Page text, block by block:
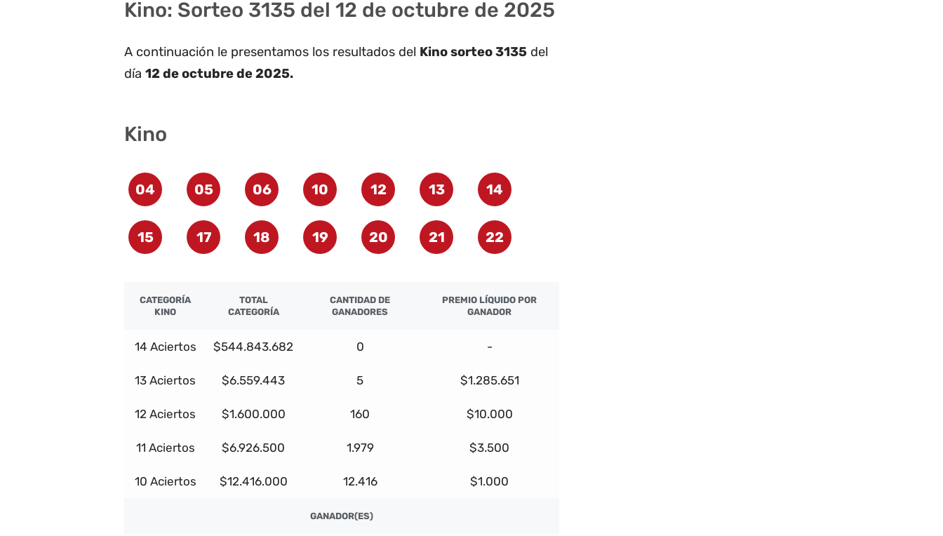
Kino: Sorteo 3135 del 12 de octubre de 2025
A continuación le presentamos los resultados del Kino sorteo 3135 del
día 12 de octubre de 2025.
Kino
04 05 06 10 12 13 14
15 17 18 19 20 21 22
CATEGORÍA
KINO
TOTAL
CATEGORÍA
CANTIDAD DE
GANADORES
PREMIO LÍQUIDO POR
GANADOR
14 Aciertos $544.843.682 0 -
13 Aciertos $6.559.443 5 $1.285.651
12 Aciertos $1.600.000 160 $10.000
11 Aciertos $6.926.500 1.979 $3.500
10 Aciertos $12.416.000 12.416 $1.000
GANADOR(ES)